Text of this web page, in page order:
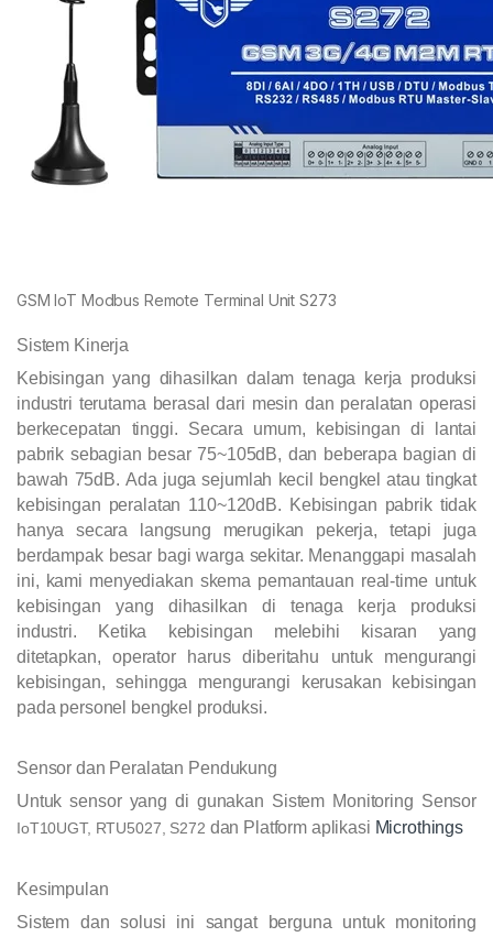
GSM IoT Modbus Remote Terminal Unit S273
Sistem Kinerja
Kebisingan yang dihasilkan dalam tenaga kerja produksi
industri terutama berasal dari mesin dan peralatan operasi
berkecepatan tinggi. Secara umum, kebisingan di lantai
pabrik sebagian besar 75~105dB, dan beberapa bagian di
bawah 75dB. Ada juga sejumlah kecil bengkel atau tingkat
kebisingan peralatan 110~120dB. Kebisingan pabrik tidak
hanya secara langsung merugikan pekerja, tetapi juga
berdampak besar bagi warga sekitar. Menanggapi masalah
ini, kami menyediakan skema pemantauan real-time untuk
kebisingan yang dihasilkan di tenaga kerja produksi
industri. Ketika kebisingan melebihi kisaran yang
ditetapkan, operator harus diberitahu untuk mengurangi
kebisingan, sehingga mengurangi kerusakan kebisingan
pada personel bengkel produksi.
Sensor dan Peralatan Pendukung
Untuk sensor yang di gunakan Sistem Monitoring Sensor
IoT10UGT, RTU5027, S272 dan Platform aplikasi Microthings
Kesimpulan
Sistem dan solusi ini sangat berguna untuk monitoring